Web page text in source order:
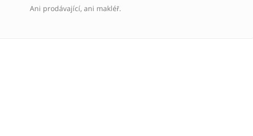
Ani prodávající, ani makléř.